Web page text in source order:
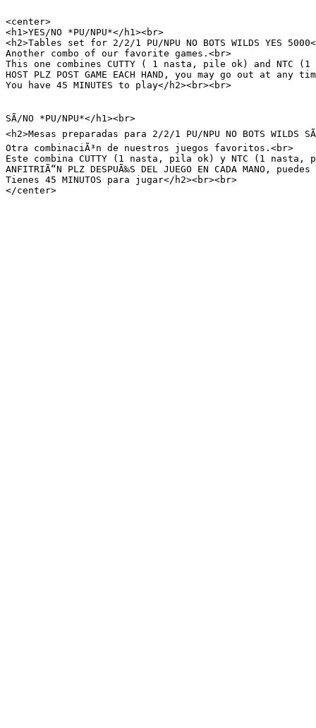
<center>
<h1>YES/NO *PU/NPU*</h1><br>
<h2>Tables set for 2/2/1 PU/NPU NO BOTS WILDS YES
Another combo of our favorite games.<br>
This one combines CUTTY ( 1 nasta, pile ok) and NTC
HOST PLZ POST GAME EACH HAND, you may go out at any
You have 45 MINUTES to play</h2><br><br>
SÃ/NO *PU/NPU*</h1><br>
<h2>Mesas preparadas para 2/2/1 PU/NPU NO BOTS WILDS
Otra combinaciÃ³n de nuestros juegos favoritos.<br>
Este combina CUTTY (1 nasta, pila ok) y NTC (1 nasta,
ANFITRIÃ“N PLZ DESPUÃ‰S DEL JUEGO EN CADA MANO,
Tienes 45 MINUTOS para jugar</h2><br><br>
</center>